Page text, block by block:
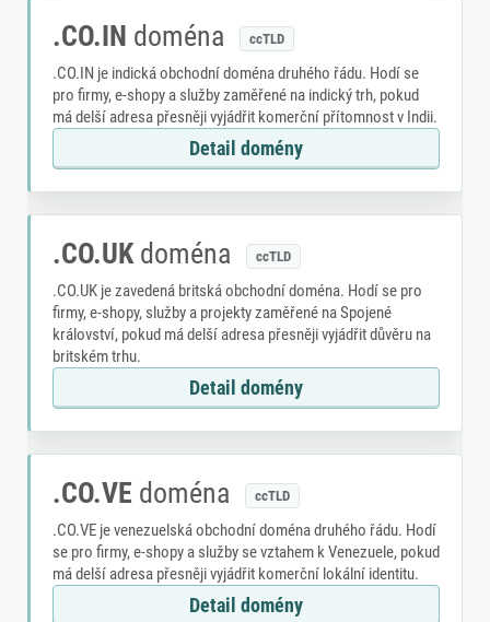
.CO.IN doména ccTLD
.CO.IN je indická obchodní doména druhého řádu. Hodí se
pro firmy, e-shopy a služby zaměřené na indický trh, pokud
má delší adresa přesněji vyjádřit komerční přítomnost v Indii.
Detail domény
.CO.UKdoména ccTLD
.CO.UK je zavedená britská obchodní doména. Hodí se pro
firmy, e-shopy, služby a projekty zaměřené na Spojené
království, pokud má delší adresa přesněji vyjádřit důvěru na
britském trhu.
Detail domény
.CO.VE doména ccTLD
.CO.VE je venezuelská obchodní doména druhého řádu. Hodí
se pro firmy, e-shopy a služby se vztahem k Venezuele, pokud
má delší adresa přesněji vyjádřit komerční lokální identitu.
Detail domény